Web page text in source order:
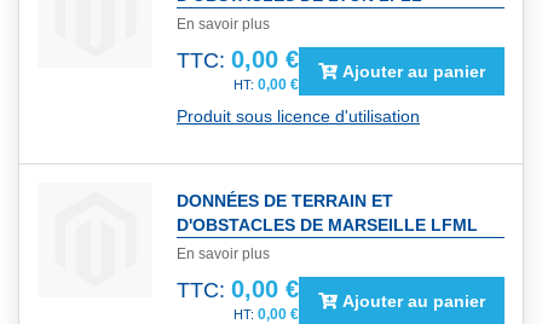
En savoir plus
TTC: 0,00 €
0,00 €
Ajouter au panier
Produit sous licence d'utilisation
DONNÉES DE TERRAIN ET
D'OBSTACLES DE MARSEILLE LFML
En savoir plus
TTC: 0,00 €
0,00 €
Ajouter au panier